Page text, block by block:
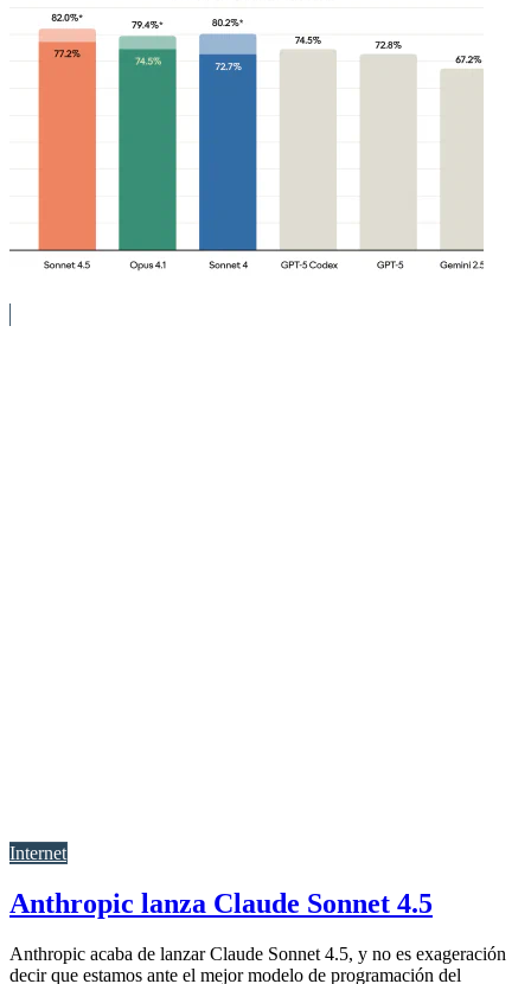
Internet
Anthropic lanza Claude Sonnet 4.5
Anthropic acaba de lanzar Claude Sonnet 4.5, y no es exageración
decir que estamos ante el mejor modelo de programación del